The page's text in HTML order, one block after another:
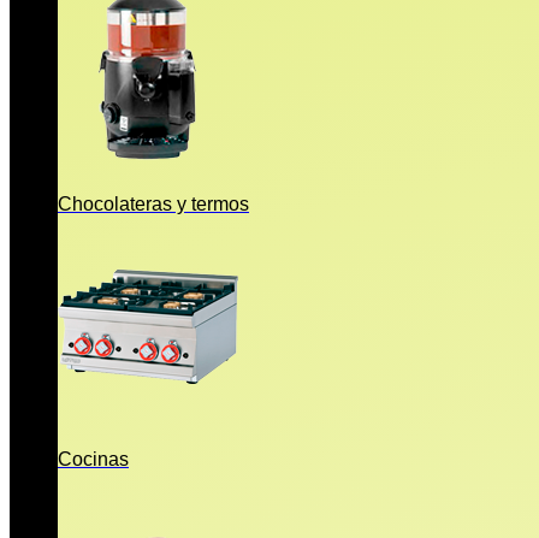
Chocolateras y termos
Cocinas